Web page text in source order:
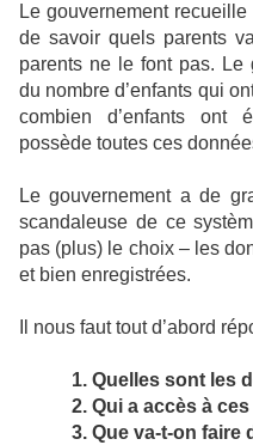
Le gouvernement recueille
de savoir quels parents
parents ne le font pas. Le
du nombre d’enfants qui
combien d’enfants ont
possède toutes ces
Le gouvernement a de
scandaleuse de ce
pas (plus) le choix – les
et bien enregistrées.
Il nous faut tout d’abord
1. Quelles sont les
2. Qui a accès à
3. Que va-t-on faire